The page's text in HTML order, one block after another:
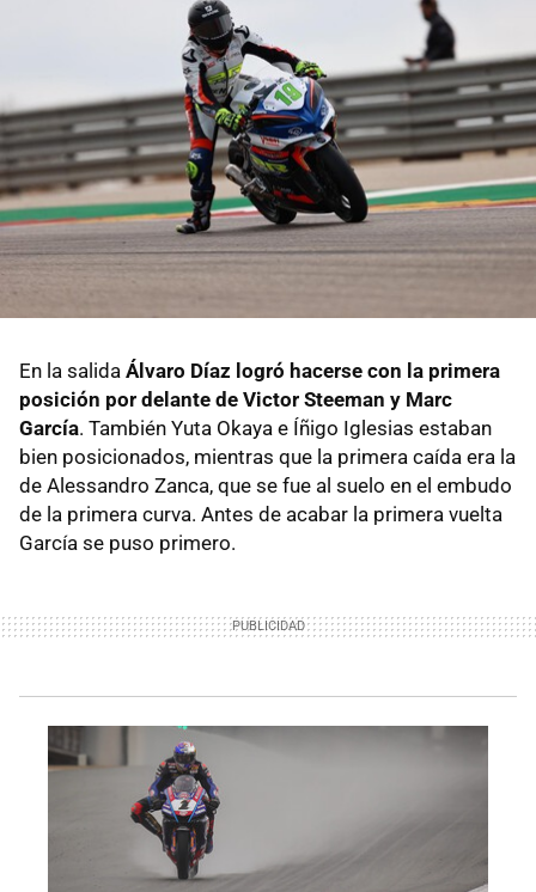
En la salida Álvaro Díaz logró hacerse con la primera
posición por delante de Victor Steeman y Marc
García. También Yuta Okaya e Íñigo Iglesias estaban
bien posicionados, mientras que la primera caída era la
de Alessandro Zanca, que se fue al suelo en el embudo
de la primera curva. Antes de acabar la primera vuelta
García se puso primero.